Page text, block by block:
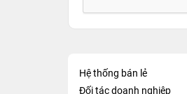
Hệ thống bán lẻ
Đối tác doanh nghiệp